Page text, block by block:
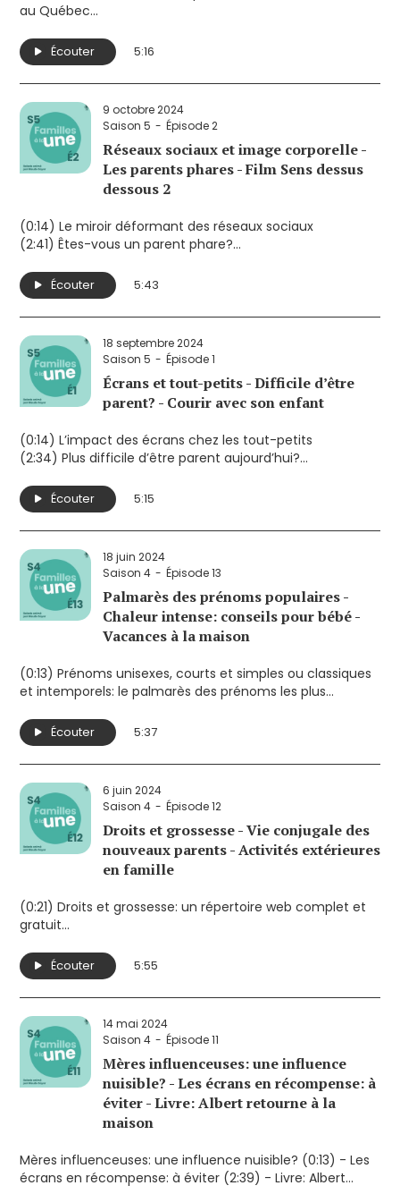
au Québec
(3:57) Trier les bonbons d'Halloween
Écouter 5:16
9 octobre 2024
Saison 5
Épisode 2
Réseaux sociaux et image corporelle -
Les parents phares - Film Sens dessus
dessous 2
(0:14) Le miroir déformant des réseaux sociaux
(2:41) Êtes-vous un parent phare?
Écouter 5:43
18 septembre 2024
Saison 5
Épisode 1
Écrans et tout-petits - Difficile d’être
parent? - Courir avec son enfant
(0:14) L’impact des écrans chez les tout-petits
(2:34) Plus difficile d’être parent aujourd’hui?
Écouter 5:15
18 juin 2024
Saison 4
Épisode 13
Palmarès des prénoms populaires -
Chaleur intense: conseils pour bébé -
Vacances à la maison
(0:13) Prénoms unisexes, courts et simples ou classiques
et intemporels: le palmarès des prénoms les plus
(1:19) Conseils pour éviter la déshydratation et un coup
de chaleur à bébé en période de canicule
(3:20) Vacances à la maison: comment décrocher, éviter
les corvées et ajouter un peu de magie aux vacances?
Écouter 5:37
6 juin 2024
Saison 4
Épisode 12
Droits et grossesse - Vie conjugale des
nouveaux parents - Activités extérieures
en famille
(0:21) Droits et grossesse: un répertoire web complet et
gratuit
l'indice de bonheur des parents tout au long du
développement de leur enfant
(4:23) Activités extérieures en famille: des sites web pour
trouver des activités
Écouter 5:55
14 mai 2024
Saison 4
Épisode 11
Mères influenceuses: une influence
nuisible? - Les écrans en récompense: à
éviter - Livre: Albert retourne à la
maison
Mères influenceuses: une influence nuisible? (0:13) - Les
écrans en récompense: à éviter (2:39) - Livre: Albert